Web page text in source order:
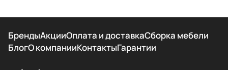
БрендыАкцииОплата и доставкаСборка мебели
БлогО компанииКонтактыГарантии